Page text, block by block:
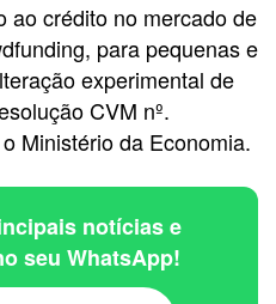
ao crédito no mercado de
para pequenas e
experimental de
CVM nº.
Ministério da Economia.
notícias e
seu WhatsApp!